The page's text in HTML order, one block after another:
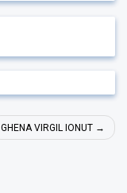
GHENA VIRGIL IONUT